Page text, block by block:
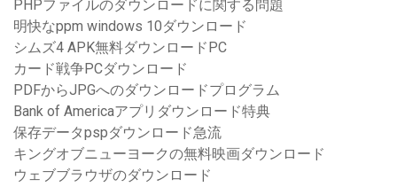
PHPファイルのダウンロードに関する問題
明快なppm windows 10ダウンロード
シムズ4 APK無料ダウンロードPC
カード戦争PCダウンロード
PDFからJPGへのダウンロードプログラム
Bank of Americaアプリダウンロード特典
保存データpspダウンロード急流
キングオブニューヨークの無料映画ダウンロード
ウェブブラウザのダウンロード